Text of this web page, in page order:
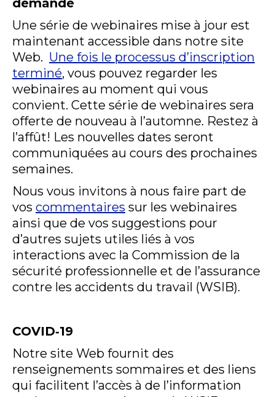
demande
Une série de webinaires mise à jour est
maintenant accessible dans notre site
Web. Une fois le processus d’inscription
terminé, vous pouvez regarder les
webinaires au moment qui vous
convient. Cette série de webinaires sera
offerte de nouveau à l’automne. Restez à
l’affût! Les nouvelles dates seront
communiquées au cours des prochaines
semaines.
Nous vous invitons à nous faire part de
vos commentaires sur les webinaires
ainsi que de vos suggestions pour
d’autres sujets utiles liés à vos
interactions avec la Commission de la
sécurité professionnelle et de l’assurance
contre les accidents du travail (WSIB).
COVID‑19
Notre site Web fournit des
renseignements sommaires et des liens
qui facilitent l’accès à de l’information